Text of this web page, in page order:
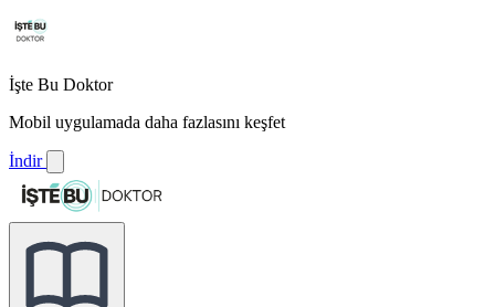
İşte Bu Doktor
Mobil uygulamada daha fazlasını keşfet
İndir